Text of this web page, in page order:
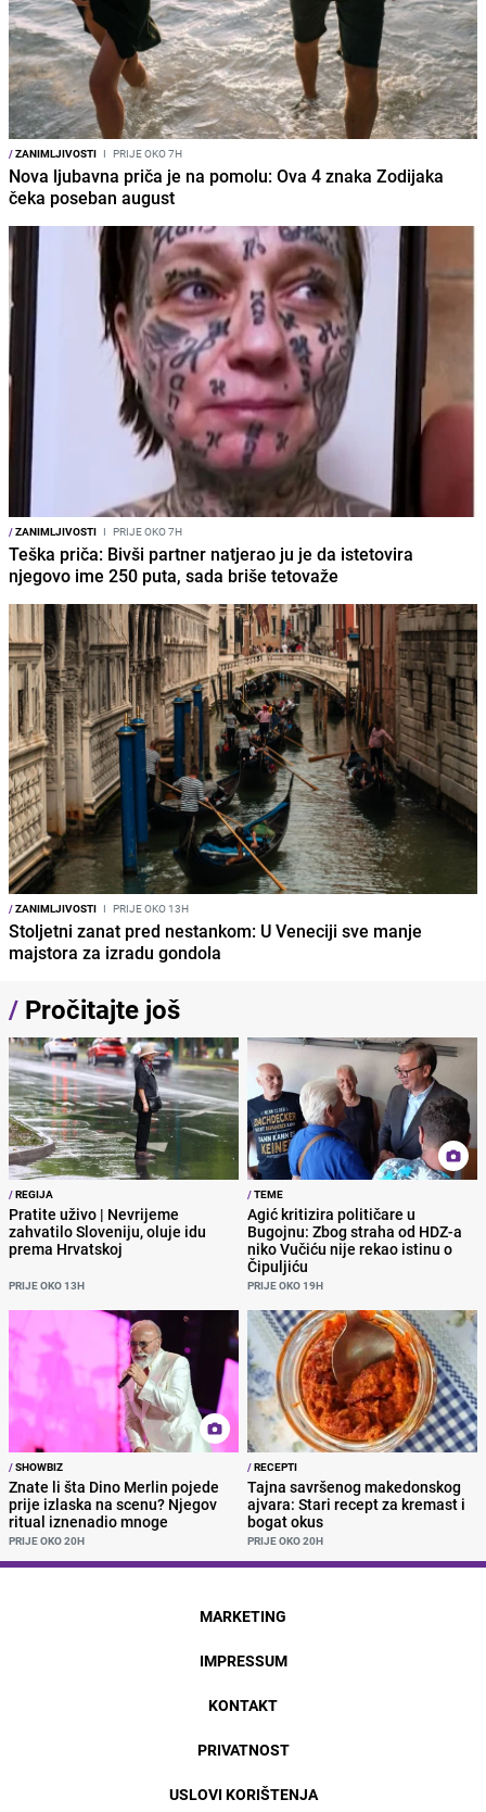
/ZANIMLJIVOSTI I PRIJE OKO 7H
Nova ljubavna priča je na pomolu: Ova 4 znaka Zodijaka
čeka poseban august
/ZANIMLJIVOSTI I PRIJE OKO 7H
Teška priča: Bivši partner natjerao ju je da istetovira
njegovo ime 250 puta, sada briše tetovaže
/ZANIMLJIVOSTI I PRIJE OKO 13H
Stoljetni zanat pred nestankom: U Veneciji sve manje
majstora za izradu gondola
/ Pročitajte još
/REGIJA
Pratite uživo | Nevrijeme
zahvatilo Sloveniju, oluje idu
prema Hrvatskoj
PRIJE OKO 13H
/TEME
Agić kritizira političare u
Bugojnu: Zbog straha od HDZ-a
niko Vučiću nije rekao istinu o
Čipuljiću
PRIJE OKO 19H
/SHOWBIZ
Znate li šta Dino Merlin pojede
prije izlaska na scenu? Njegov
ritual iznenadio mnoge
PRIJE OKO 20H
/RECEPTI
Tajna savršenog makedonskog
ajvara: Stari recept za kremast i
bogat okus
PRIJE OKO 20H
MARKETING
IMPRESSUM
KONTAKT
PRIVATNOST
USLOVI KORIŠTENJA